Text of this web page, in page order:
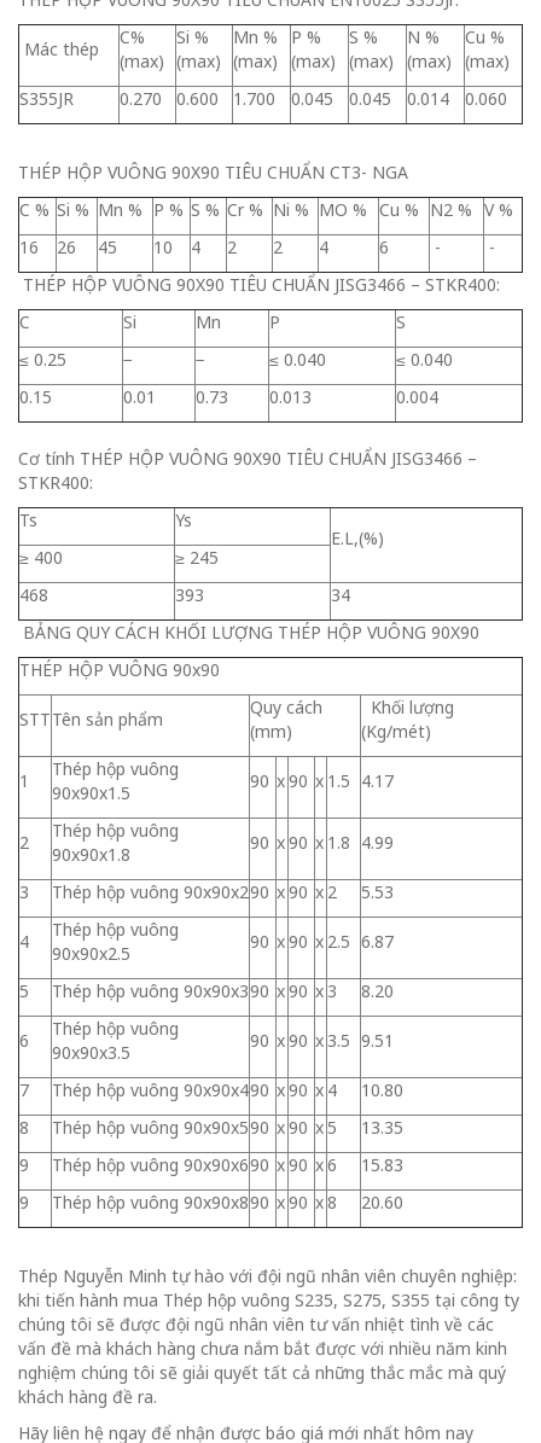
Mác thép
C%
(max)
Si %
(max)
Mn %
(max)
P %
(max)
S %
(max)
N %
(max)
Cu %
(max)
S355JR
0.270 0.600 1.700 0.045 0.045 0.014 0.060
THÉP HỘP VUÔNG 90X90 TIÊU CHUẨN CT3- NGA
C % Si % Mn % P % S % Cr % Ni % MO % Cu % N2 % V %
16
26 45 10 4 2 2 4 6 -
-
THÉP HỘP VUÔNG 90X90 TIÊU CHUẨN JISG3466 – STKR400:
C
Si Mn P
S
≤ 0.25
− − ≤ 0.040
≤ 0.040
0.15
0.01 0.73 0.013 0.004
Cơ tính THÉP HỘP VUÔNG 90X90 TIÊU CHUẨN JISG3466 –
STKR400:
Ts
Ys
E.L,(%)
≥ 400
≥ 245
468
393
34
BẢNG QUY CÁCH KHỐI LƯỢNG THÉP HỘP VUÔNG 90X90
THÉP HỘP VUÔNG 90x90
STTTên sản phẩm
Quy cách
(mm)
Khối lượng
(Kg/mét)
1
Thép hộp vuông
90x90x1.5
90 x90 x 1.5 4.17
2
Thép hộp vuông
90x90x1.8
90 x90 x 1.8 4.99
3 Thép hộp vuông 90x90x290 x90 x 2 5.53
4
Thép hộp vuông
90x90x2.5
90 x90 x 2.5 6.87
5 Thép hộp vuông 90x90x390 x90 x 3 8.20
6
Thép hộp vuông
90x90x3.5
90 x90 x 3.5 9.51
7 Thép hộp vuông 90x90x490 x90 x 4
10.80
8
Thép hộp vuông 90x90x590 x90 x5
13.35
9
Thép hộp vuông 90x90x690 x90 x6
15.83
9
Thép hộp vuông 90x90x890 x90 x8 20.60
Thép Nguyễn Minh tự hào với đội ngũ nhân viên chuyên nghiệp:
khi tiến hành mua Thép hộp vuông S235, S275, S355 tại công ty
chúng tôi sẽ được đội ngũ nhân viên tư vấn nhiệt tình về các
vấn đề mà khách hàng chưa nắm bắt được với nhiều năm kinh
nghiệm chúng tôi sẽ giải quyết tất cả những thắc mắc mà quý
khách hàng đề ra.
Hãy liên hệ ngay để nhận được báo giá mới nhất hôm nay